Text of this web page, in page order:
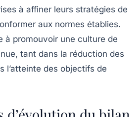
à affiner leurs stratégies de
aux normes établies.
à promouvoir une culture de
tant dans la réduction des
l’atteinte des objectifs de